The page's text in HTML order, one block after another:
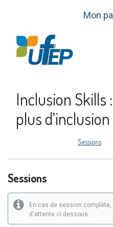
Mon
Inclusion Skills
plus
Sessions
Sessions
En cas de session
d'attente ci dessous.